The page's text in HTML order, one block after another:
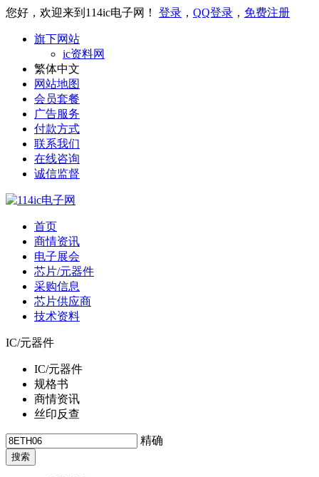
您好，欢迎来到114ic电子网！ 登录 ， QQ登录 ， 免费注册
旗下网站
ic资料网
繁体中文
网站地图
会员套餐
广告服务
付款方式
联系我们
在线咨询
诚信监督
首页
商情资讯
电子展会
芯片/元器件
采购信息
芯片供应商
技术资料
IC/元器件
IC/元器件
规格书
商情资讯
丝印反查
精确